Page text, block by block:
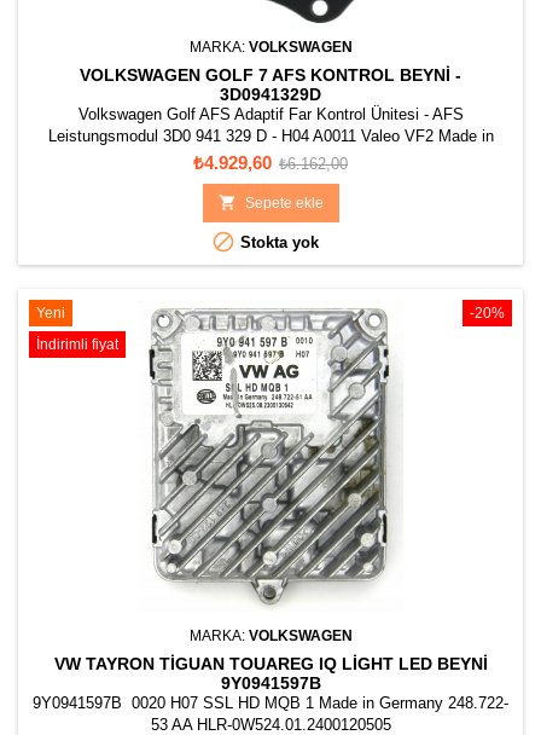
MARKA: VOLKSWAGEN
VOLKSWAGEN GOLF 7 AFS KONTROL BEYNI -
3D0941329D
Volkswagen Golf AFS Adaptif Far Kontrol Ünitesi - AFS
Leistungsmodul 3D0 941 329 D - H04 A0011 Valeo VF2 Made in
Spain 89503909
Fiyat
₺4.929,60 Normal
fiyat
₺6.162,00
 Sepete ekle
 Stokta yok
-20%
Yeni
İndirimli fiyat
MARKA: VOLKSWAGEN
VW TAYRON TIGUAN TOUAREG IQ LIGHT LED BEYNI
9Y0941597B
9Y0941597B 0020 H07 SSL HD MQB 1 Made in Germany 248.722-
53 AA HLR-0W524.01.2400120505